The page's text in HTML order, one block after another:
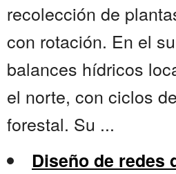
recolección de
con rotación. En el
balances hídricos
el norte, con ciclos
forestal. Su ...
Diseño de redes